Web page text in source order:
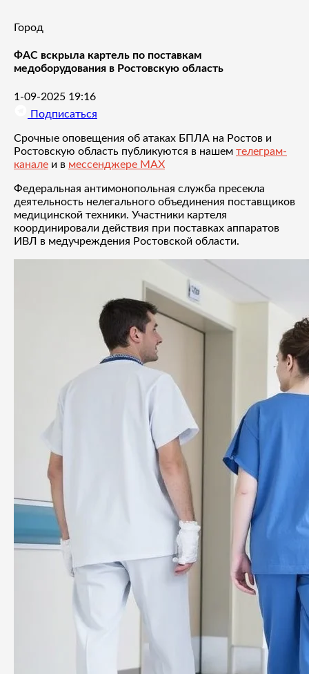
Город
ФАС вскрыла картель по поставкам
медоборудования в Ростовскую область
1-09-2025 19:16
Подписаться
Срочные оповещения об атаках БПЛА на Ростов и
Ростовскую область публикуются в нашем телеграм-
канале и в мессенджере MAX
Федеральная антимонопольная служба пресекла
деятельность нелегального объединения поставщиков
медицинской техники. Участники картеля
координировали действия при поставках аппаратов
ИВЛ в медучреждения Ростовской области.